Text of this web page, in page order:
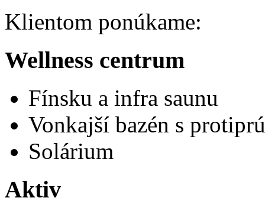
Klientom ponúkame:
Wellness centrum
Fínsku a infra saunu
Vonkajší bazén s
Solárium
Aktiv